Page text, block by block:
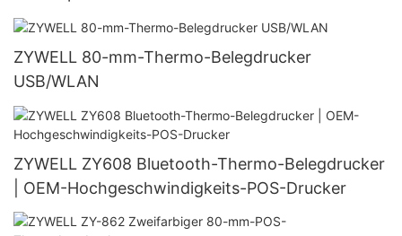
Schneidemechanismus
ZYWELL 80-mm-Thermo-Belegdrucker
USB/WLAN
ZYWELL ZY608 Bluetooth-Thermo-Belegdrucker
| OEM-Hochgeschwindigkeits-POS-Drucker